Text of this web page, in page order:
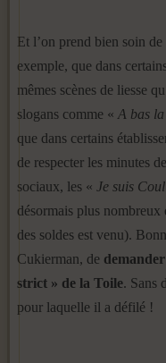
Et l’on prend bien soin
exemple, que dans
mêmes scènes de liesse
slogans comme « A bas
que dans certains
de respecter les minutes
sociaux, les « Je suis
désormais plus nombreux
des soldes est venu).
Cukierman, de
strict » de la Toile. Sans
pour laquelle il a défilé !